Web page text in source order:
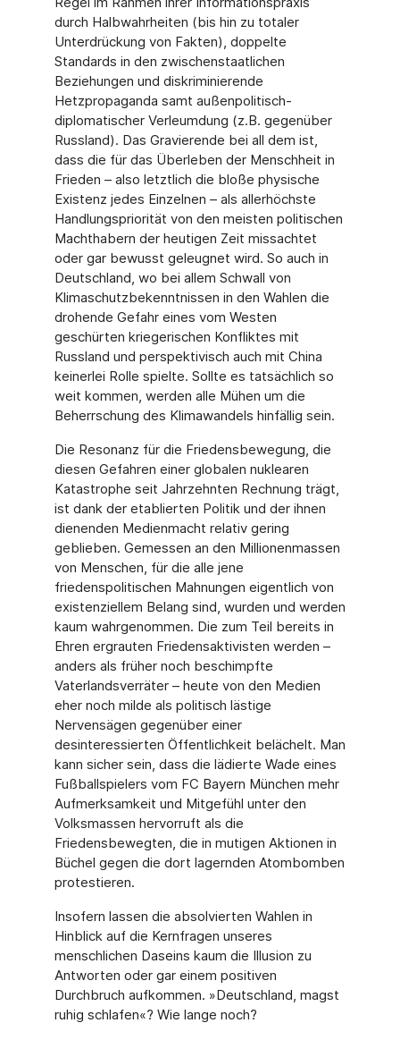
durch Halbwahrheiten (bis hin zu totaler
Unterdrückung von Fakten), doppelte
Standards in den zwischenstaatlichen
Beziehungen und diskriminierende
Hetzpropaganda samt außenpolitisch-
diplomatischer Verleumdung (z.B. gegenüber
Russland). Das Gravierende bei all dem ist,
dass die für das Überleben der Menschheit in
Frieden – also letztlich die bloße physische
Existenz jedes Einzelnen – als allerhöchste
Handlungspriorität von den meisten politischen
Machthabern der heutigen Zeit missachtet
oder gar bewusst geleugnet wird. So auch in
Deutschland, wo bei allem Schwall von
Klimaschutzbekenntnissen in den Wahlen die
drohende Gefahr eines vom Westen
geschürten kriegerischen Konfliktes mit
Russland und perspektivisch auch mit China
keinerlei Rolle spielte. Sollte es tatsächlich so
weit kommen, werden alle Mühen um die
Beherrschung des Klimawandels hinfällig sein.
Die Resonanz für die Friedensbewegung, die
diesen Gefahren einer globalen nuklearen
Katastrophe seit Jahrzehnten Rechnung trägt,
ist dank der etablierten Politik und der ihnen
dienenden Medienmacht relativ gering
geblieben. Gemessen an den Millionenmassen
von Menschen, für die alle jene
friedenspolitischen Mahnungen eigentlich von
existenziellem Belang sind, wurden und werden
kaum wahrgenommen. Die zum Teil bereits in
Ehren ergrauten Friedensaktivisten werden –
anders als früher noch beschimpfte
Vaterlandsverräter – heute von den Medien
eher noch milde als politisch lästige
Nervensägen gegenüber einer
desinteressierten Öffentlichkeit belächelt. Man
kann sicher sein, dass die lädierte Wade eines
Fußballspielers vom FC Bayern München mehr
Aufmerksamkeit und Mitgefühl unter den
Volksmassen hervorruft als die
Friedensbewegten, die in mutigen Aktionen in
Büchel gegen die dort lagernden Atombomben
protestieren.
Insofern lassen die absolvierten Wahlen in
Hinblick auf die Kernfragen unseres
menschlichen Daseins kaum die Illusion zu
Antworten oder gar einem positiven
Durchbruch aufkommen. »Deutschland, magst
ruhig schlafen«? Wie lange noch?